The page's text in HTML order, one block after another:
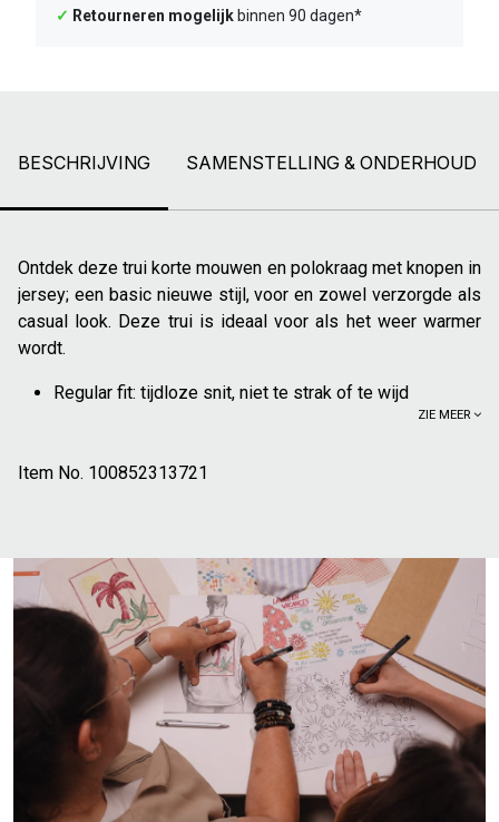
✓ Retourneren mogelijk binnen 90 dagen*
BESCHRIJVING SAMENSTELLING & ONDERHOUD
Ontdek deze trui korte mouwen en polokraag met knopen in
jersey; een basic nieuwe stijl, voor en zowel verzorgde als
casual look. Deze trui is ideaal voor als het weer warmer
wordt.
Regular fit: tijdloze snit, niet te strak of te wijd
Onderkant en mouweinden afgewerkt in ribboord;
verrijken en de gevolgen van klimaatverandering te
verzachten
Deze trui kan eenvoudig gecombineerd worden met ruwe
jeans, voor een casual look die elke dag van pas komt. Om
er wat chiquer uit te zien, kan hij gedragen worden onder
een dun jasje, of een blazer. Past ook goed op een chino, of
stoffen broek voor een meer classy stijl. Sneakers, of nette
schoenen zullen de outfit helemaal afmaken.
ZIE MEER
Item No. 100852313721